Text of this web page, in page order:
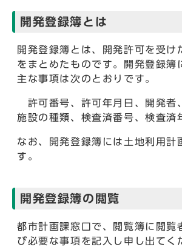
開発登録簿とは
開発登録簿とは、開発許可を受け
をまとめたものです。開発登録簿
主な事項は次のとおりです。
許可番号、許可年月日、開発者
施設の種類、検査済番号、検査済
なお、開発登録簿には土地利用計
す。
開発登録簿の閲覧
都市計画課窓口で、閲覧簿に閲覧
び必要な事項を記入し申し出てく